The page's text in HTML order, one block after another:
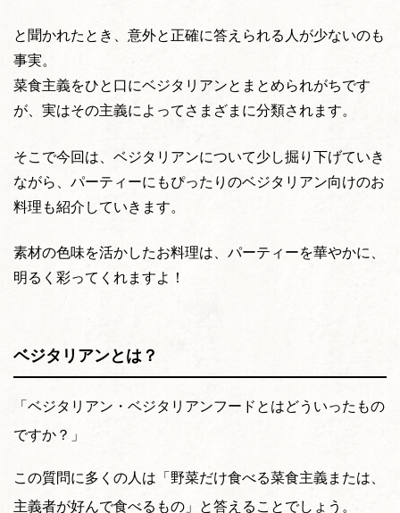
と聞かれたとき、意外と正確に答えられる人が少ないのも
事実。
菜食主義をひと口にベジタリアンとまとめられがちです
が、実はその主義によってさまざまに分類されます。
そこで今回は、ベジタリアンについて少し掘り下げていき
ながら、パーティーにもぴったりのベジタリアン向けのお
料理も紹介していきます。
素材の色味を活かしたお料理は、パーティーを華やかに、
明るく彩ってくれますよ！
ベジタリアンとは？
「ベジタリアン・ベジタリアンフードとはどういったもの
ですか？」
この質問に多くの人は「野菜だけ食べる菜食主義または、
主義者が好んで食べるもの」と答えることでしょう。